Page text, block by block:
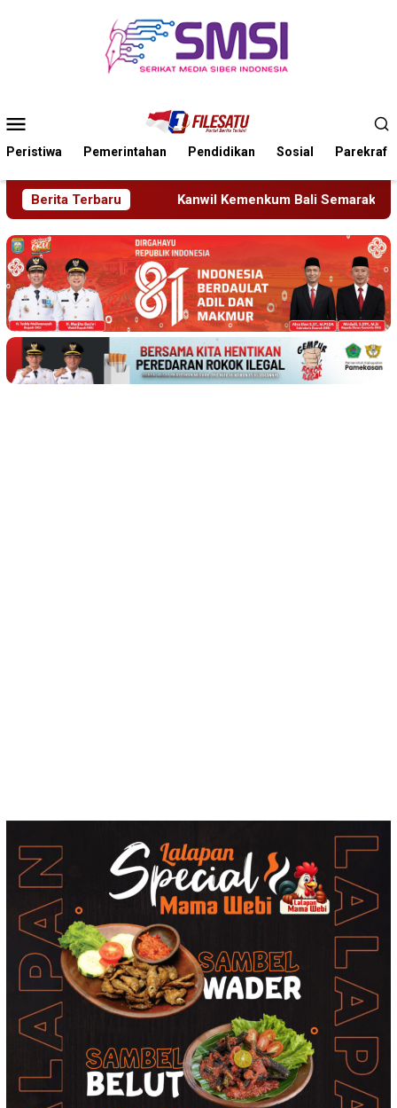
Mobile
Peristiwa Pemerintahan Pendidikan Sosial Parekraf
Berita Terbaru
Kemenkum Bali Semarakkan Hari Pengayoman ke-81